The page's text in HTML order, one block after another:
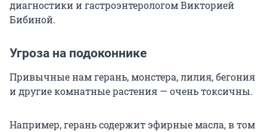
диагностики и гастроэнтерологом Викторией
Бибиной.
Угроза на подоконнике
Привычные нам герань, монстера, лилия, бегония
и другие комнатные растения — очень токсичны.
Например, герань содержит эфирные масла, в том